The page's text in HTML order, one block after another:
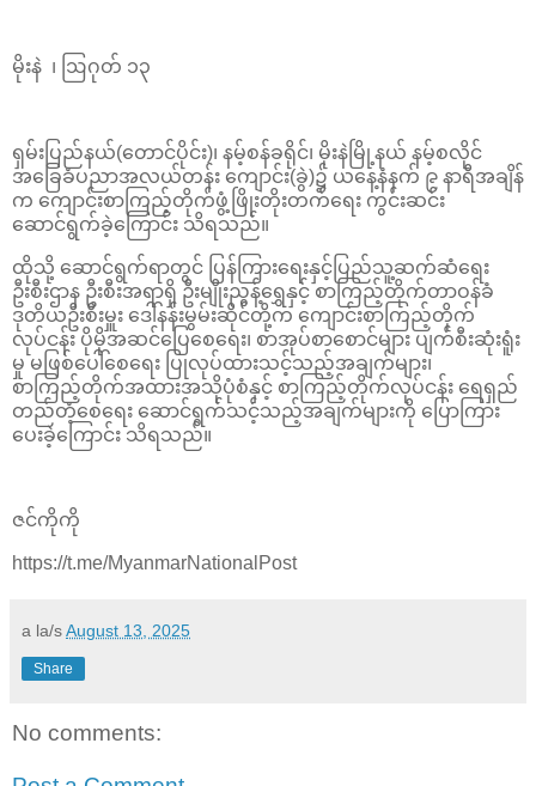
မိုးနဲ ၊ ဩဂုတ် ၁၃
ရှမ်းပြည်နယ်(တောင်ပိုင်း)၊ နမ့်စန်ခရိုင်၊ မိုးနဲမြို့နယ် နမ့်စလိုင်
အခြေခံပညာအလယ်တန်း ကျောင်း(ခွဲ)၌ ယနေ့နံနက် ၉ နာရီအချိန်
က ကျောင်းစာကြည့်တိုက်ဖွံ့ဖြိုးတိုးတက်ရေး ကွင်းဆင်း
ဆောင်ရွက်ခဲ့ကြောင်း သိရသည်။
ထိုသို့ ဆောင်ရွက်ရာတွင် ပြန်ကြားရေးနှင့်ပြည်သူ့ဆက်ဆံရေး
ဦးစီးဌာန ဦးစီးအရာရှိ ဦးမျိုးညွန့်ရွှေနှင့် စာကြည့်တိုက်တာဝန်ခံ
ဒုတိယဦးစီးမှူး ဒေါ်နန်းမွမ်းဆိုင်တို့က ကျောင်းစာကြည့်တိုက်
လုပ်ငန်း ပိုမိုအဆင်ပြေစေရေး၊ ‌စာအုပ်စာစောင်များ ပျက်စီးဆုံးရူံး
မှု မဖြစ်ပေါ်စေရေး ပြုလုပ်ထားသင့်သည့်အချက်များ၊
စာကြည့်တိုက်အထားအသိုပုံစံနှင့် ‌စာကြည့်တိုက်လုပ်ငန်း ရေရှည်
တည်တံ့စေရေး ဆောင်ရွက်သင့်သည့်အချက်များကို ‌ပြောကြား
ပေးခဲ့‌ကြောင်း သိရသည်။
ဇင်ကိုကို
https://t.me/MyanmarNationalPost
a la/sAugust 13, 2025
Share
No comments: